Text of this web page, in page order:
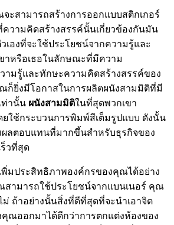
สามารถสร้างการออกแบบสติกเกอร์
วามคิดสร้างสรรค์นั้นเกี่ยวข้องกันมัน
เองที่จะใช้ประโยชน์จากความรู้และ
าหรือเธอในลักษณะที่มีความ
ามรู้และทักษะความคิดสร้างสรรค์ของ
ก็ยิ่งมีโอกาสในการผลิตผนังสามมิติที่มี
ท่านั้น ผนังสามมิติในที่สุดพวกเขา
ยใช้กระบวนการพิมพ์สีเต็มรูปแบบ ดังนั้น
ลตอบแทนที่มากขึ้นสำหรับธุรกิจของ
วที่สุด
มประสิทธิภาพองค์กรของคุณได้อย่าง
สามารถใช้ประโยชน์จากแบนเนอร์ คุณ
ม่ ถ้าอย่างนั้นสิ่งที่ดีที่สุดที่จะนำเอาจิต
ออกมาได้ดีกว่าการตกแต่งห้องของ